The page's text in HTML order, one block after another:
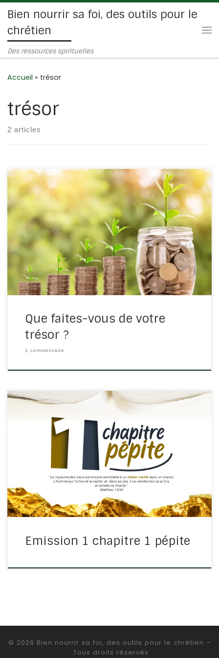
Passer au contenu
Bien nourrir sa foi, des outils pour le
chrétien
Des ressources spirituelles
Accueil » trésor
trésor
2 articles
J’ai réfléchis à la parabole des talents et à l’image du
trésor que Dieu nous donne, que l’on voit dans la Bible
d’une manière générale. Je suis retombé sur deux
versets de l’Evangile de Matthieu qui parlent […]
Que faites-vous de votre
trésor ?
1 commentaire
Le principe est simple : on lit un chapitre et on en sort
un principe biblique pour notre vie En 10 minutes, vous
trouverez une étude et ferez peut-être une
redécouverte de certains passages connus. L’accent
Emission 1 chapitre 1 pépite
© 2026 Bien nourrir sa foi, des outils pour le chrétien –
Tous droits réservés